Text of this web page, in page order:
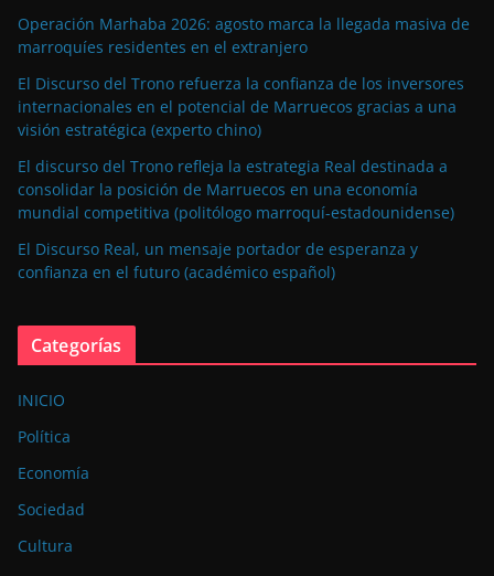
Operación Marhaba 2026: agosto marca la llegada masiva de
marroquíes residentes en el extranjero
El Discurso del Trono refuerza la confianza de los inversores
internacionales en el potencial de Marruecos gracias a una
visión estratégica (experto chino)
El discurso del Trono refleja la estrategia Real destinada a
consolidar la posición de Marruecos en una economía
mundial competitiva (politólogo marroquí-estadounidense)
El Discurso Real, un mensaje portador de esperanza y
confianza en el futuro (académico español)
Categorías
INICIO
Política
Economía
Sociedad
Cultura